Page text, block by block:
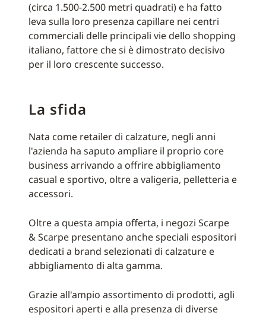
(circa 1.500-2.500 metri quadrati) e ha fatto
leva sulla loro presenza capillare nei centri
commerciali delle principali vie dello shopping
italiano, fattore che si è dimostrato decisivo
per il loro crescente successo.
La sfida
Nata come retailer di calzature, negli anni
l'azienda ha saputo ampliare il proprio core
business arrivando a offrire abbigliamento
casual e sportivo, oltre a valigeria, pelletteria e
accessori.
Oltre a questa ampia offerta, i negozi Scarpe
& Scarpe presentano anche speciali espositori
dedicati a brand selezionati di calzature e
abbigliamento di alta gamma.
Grazie all'ampio assortimento di prodotti, agli
espositori aperti e alla presenza di diverse